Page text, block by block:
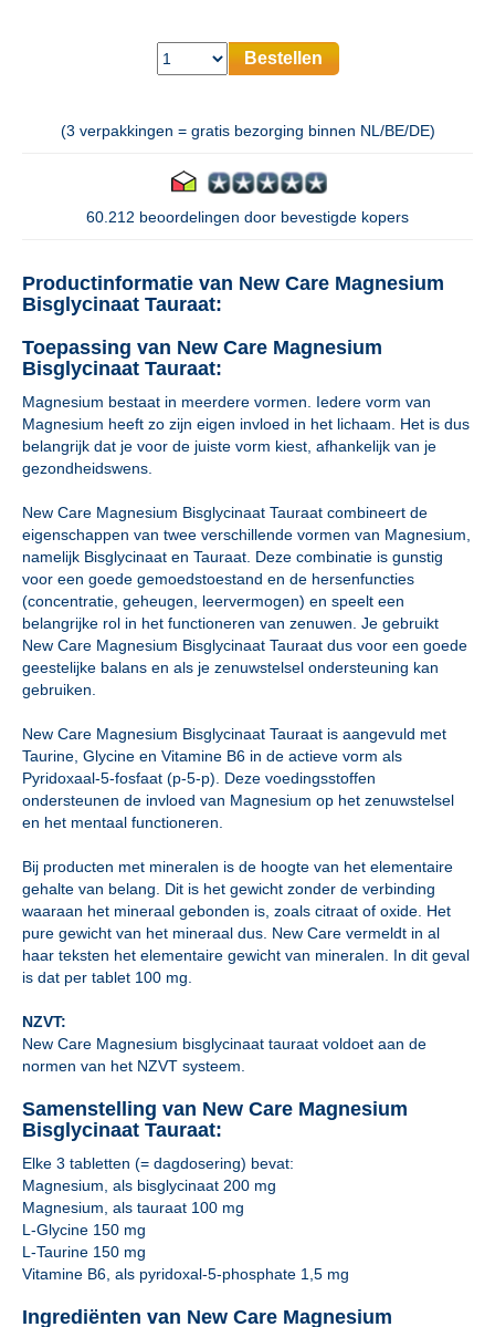
Bestellen
(3 verpakkingen = gratis bezorging binnen NL/BE/DE)
60.212 beoordelingen door bevestigde kopers
Productinformatie van New Care Magnesium
Bisglycinaat Tauraat:
Toepassing van New Care Magnesium
Bisglycinaat Tauraat:
Magnesium bestaat in meerdere vormen. Iedere vorm van
Magnesium heeft zo zijn eigen invloed in het lichaam. Het is dus
belangrijk dat je voor de juiste vorm kiest, afhankelijk van je
gezondheidswens.
New Care Magnesium Bisglycinaat Tauraat combineert de
eigenschappen van twee verschillende vormen van Magnesium,
namelijk Bisglycinaat en Tauraat. Deze combinatie is gunstig
voor een goede gemoedstoestand en de hersenfuncties
(concentratie, geheugen, leervermogen) en speelt een
belangrijke rol in het functioneren van zenuwen. Je gebruikt
New Care Magnesium Bisglycinaat Tauraat dus voor een goede
geestelijke balans en als je zenuwstelsel ondersteuning kan
gebruiken.
New Care Magnesium Bisglycinaat Tauraat is aangevuld met
Taurine, Glycine en Vitamine B6 in de actieve vorm als
Pyridoxaal-5-fosfaat (p-5-p). Deze voedingsstoffen
ondersteunen de invloed van Magnesium op het zenuwstelsel
en het mentaal functioneren.
Bij producten met mineralen is de hoogte van het elementaire
gehalte van belang. Dit is het gewicht zonder de verbinding
waaraan het mineraal gebonden is, zoals citraat of oxide. Het
pure gewicht van het mineraal dus. New Care vermeldt in al
haar teksten het elementaire gewicht van mineralen. In dit geval
is dat per tablet 100 mg.
NZVT:
New Care Magnesium bisglycinaat tauraat voldoet aan de
normen van het NZVT systeem.
Samenstelling van New Care Magnesium
Bisglycinaat Tauraat:
Elke 3 tabletten (= dagdosering) bevat:
Magnesium, als bisglycinaat 200 mg
Magnesium, als tauraat 100 mg
L-Glycine 150 mg
L-Taurine 150 mg
Vitamine B6, als pyridoxal-5-phosphate 1,5 mg
Ingrediënten van New Care Magnesium